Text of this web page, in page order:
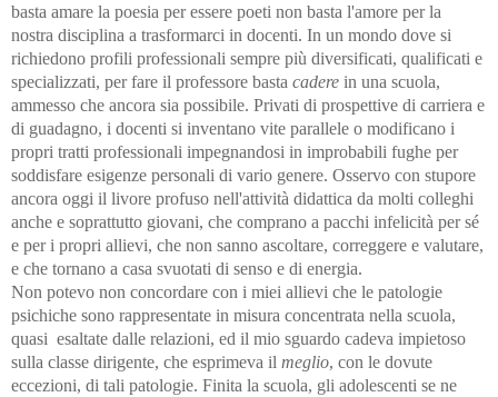
basta amare la poesia per essere poeti non basta l'amore per la
nostra disciplina a trasformarci in docenti. In un mondo dove si
richiedono profili professionali sempre più diversificati, qualificati e
specializzati, per fare il professore basta cadere in una scuola,
ammesso che ancora sia possibile. Privati di prospettive di carriera e
di guadagno, i docenti si inventano vite parallele o modificano i
propri tratti professionali impegnandosi in improbabili fughe per
soddisfare esigenze personali di vario genere. Osservo con stupore
ancora oggi il livore profuso nell'attività didattica da molti colleghi
anche e soprattutto giovani, che comprano a pacchi infelicità per sé
e per i propri allievi, che non sanno ascoltare, correggere e valutare,
e che tornano a casa svuotati di senso e di energia.
Non potevo non concordare con i miei allievi che le patologie
psichiche sono rappresentate in misura concentrata nella scuola,
quasi esaltate dalle relazioni, ed il mio sguardo cadeva impietoso
sulla classe dirigente, che esprimeva il meglio, con le dovute
eccezioni, di tali patologie. Finita la scuola, gli adolescenti se ne